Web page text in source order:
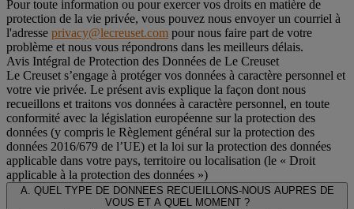
Pour toute information ou pour exercer vos droits en matière de
protection de la vie privée, vous pouvez nous envoyer un courriel à
l'adresse privacy@lecreuset.com pour nous faire part de votre
problème et nous vous répondrons dans les meilleurs délais.
Avis Intégral de Protection des Données de Le Creuset
Le Creuset s’engage à protéger vos données à caractère personnel et
votre vie privée. Le présent avis explique la façon dont nous
recueillons et traitons vos données à caractère personnel, en toute
conformité avec la législation européenne sur la protection des
données (y compris le Règlement général sur la protection des
données 2016/679 de l’UE) et la loi sur la protection des données
applicable dans votre pays, territoire ou localisation (le « Droit
applicable à la protection des données »)
A. QUEL TYPE DE DONNEES RECUEILLONS-NOUS AUPRES DE
VOUS ET A QUEL MOMENT ?